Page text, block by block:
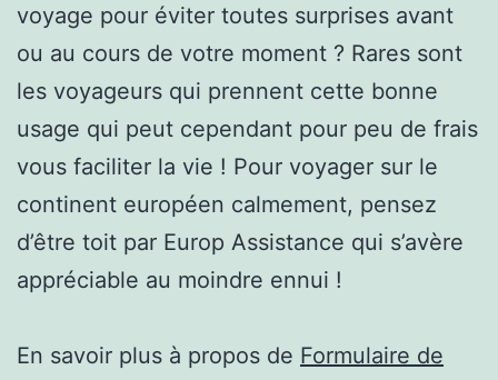
voyage pour éviter toutes surprises avant
ou au cours de votre moment ? Rares sont
les voyageurs qui prennent cette bonne
usage qui peut cependant pour peu de frais
vous faciliter la vie ! Pour voyager sur le
continent européen calmement, pensez
d’être toit par Europ Assistance qui s’avère
appréciable au moindre ennui !
En savoir plus à propos de Formulaire de